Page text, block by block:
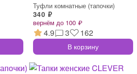
Туфли комнатные (тапочки)
340 ₽
вернём до 100 ₽
4.9 3 162
В корзину